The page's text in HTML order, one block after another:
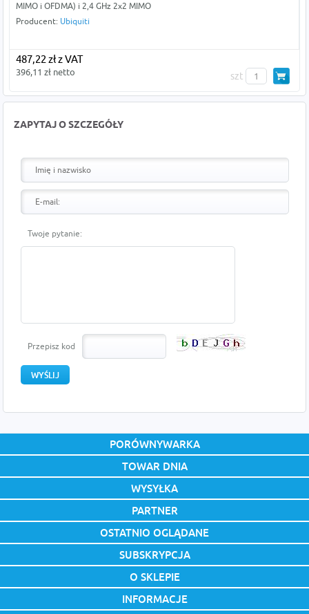
MIMO i OFDMA) i 2,4 GHz 2x2 MIMO
Producent: Ubiquiti
487,22 zł z VAT
396,11 zł netto szt
ZAPYTAJ O SZCZEGÓŁY
Twoje pytanie:
Przepisz kod
PORÓWNYWARKA
TOWAR DNIA
WYSYŁKA
PARTNER
OSTATNIO OGLĄDANE
SUBSKRYPCJA
O SKLEPIE
INFORMACJE